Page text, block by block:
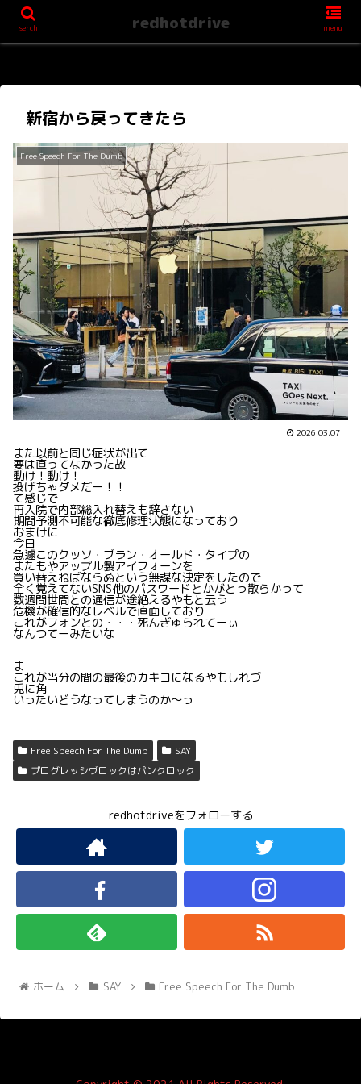
新宿から戻ってきたら
Free Speech For The Dumb
2026.03.07
また以前と同じ症状が出て
要は直ってなかった故
動け！動け！
投げちゃダメだー！！
て感じで
再入院で内部総入れ替えも辞さない
期間予測不可能な徹底修理状態になっており
おまけに
今日
急遽このクッソ・ブラン・オールド・タイプの
またもやアップル製アイフォーンを
買い替えねばならぬという無謀な決定をしたので
全く覚えてないSNS他のパスワードとかがとっ散らかって
数週間世間との通信が途絶えるやもと云う
危機が確信的なレベルで直面しており
これがフォンとの・・・死んぎゅられてーぃ
なんつてーみたいな
ま
これが当分の間の最後のカキコになるやもしれづ
兎に角
いったいどうなってしまうのか〜っ
Free Speech For The Dumb
SAY
プログレッシヴロックはパンクロック
redhotdriveをフォローする
ホーム SAY Free Speech For The Dumb
serch redhotdrive menu